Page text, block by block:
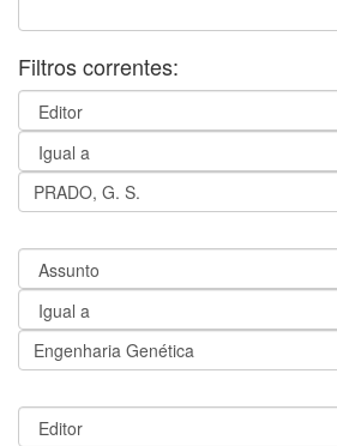
Filtros correntes: